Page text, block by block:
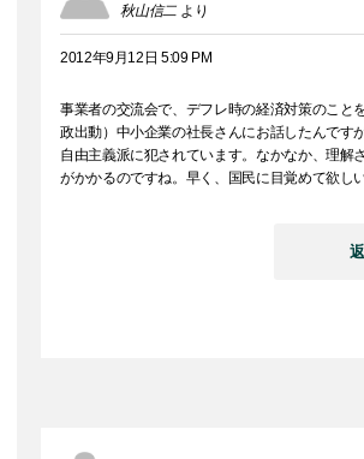
秋山信二 より
2012年9月12日 5:09 PM
事業者の交流会で、デフレ時の経済対策のこと
政出動）中小企業の社長さんにお話したんです
自由主義派に犯されています。なかなか、理解
がかかるのですね。早く、国民に目覚めて欲し